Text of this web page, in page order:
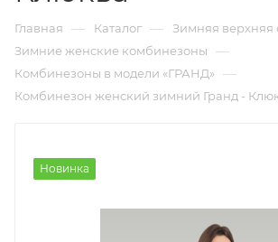
Главная — Каталог — Зимняя верхняя
Зимние женские комбинезоны —
Комбинезоны в модели «ГРАНД» —
Комбинезон женский зимний Гранд -
Новинка